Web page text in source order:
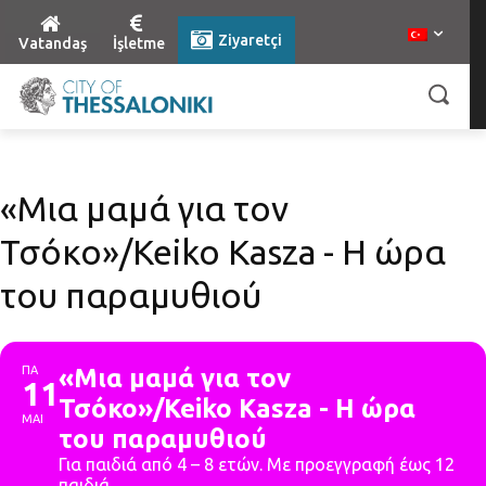
Vatandaş İşletme Ziyaretçi
«Μια μαμά για τον
Τσόκο»/Keiko Kasza - Η ώρα
του παραμυθιού
ΠΑ
11
ΜΑΙ
«Μια μαμά για τον
Τσόκο»/Keiko Kasza - Η ώρα
του παραμυθιού
Για παιδιά από 4 – 8 ετών. Με προεγγραφή έως 12